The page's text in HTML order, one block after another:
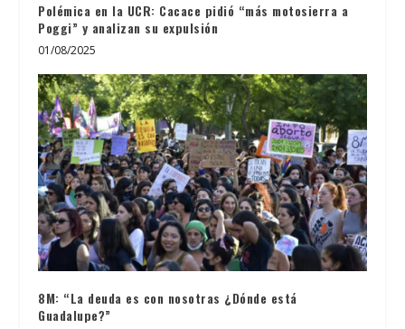
Polémica en la UCR: Cacace pidió “más motosierra a
Poggi” y analizan su expulsión
01/08/2025
8M: “La deuda es con nosotras ¿Dónde está
Guadalupe?”